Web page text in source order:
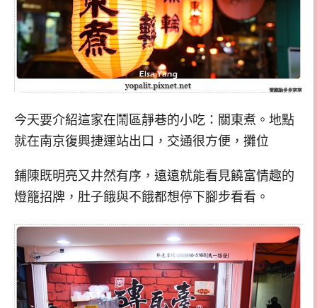
今天要介紹這家在鬧區靜巷的小吃：關東煮。地點
就在南京復興捷運站出口，交通很方便，攤位
鋪陳既明亮又井然有序，遠遠就能看見饒富情趣的
燈籠招牌，肚子餓與不餓都想停下腳步看看。